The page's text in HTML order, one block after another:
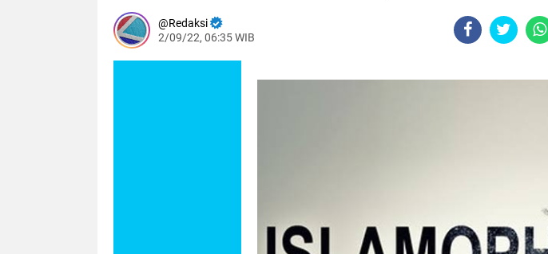
Redaksi
2/09/22, 06:35 WIB